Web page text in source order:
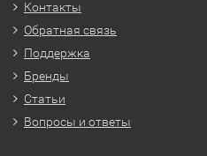
Контакты
Обратная связь
Поддержка
Бренды
Статьи
Вопросы и ответы